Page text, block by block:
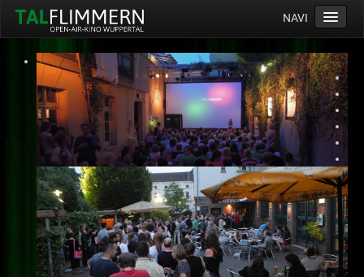
NAVI
Home
Programm
Service
Ticketinfos
Ort
Anreise
Wetter
Kinogutschein